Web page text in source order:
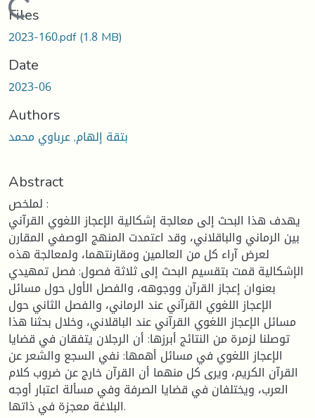
Loading...
Files
2023-160.pdf(1.8 MB)
Date
2023-06
Authors
بتقة إلهام, عرباوي محمد
Abstract
لملخص :
يهدف هذا البحث إلى معالجة إشكالية الإعجاز اللغوي القرآني
بين الرماني والباقلاني، وقد اعتمدت المنهج الوصفي المقارن
لعرض آراء كل من العالمين ومقارنتهما، ولمعالجة هذه
الإشكالية قمت بتقسيم البحث إلى ثلاثة فصول: فصل تمهيدي
بعنوان إعجاز القرآن ووجوهه، والفصل الأول حول مسائل
الإعجاز اللغوي القرآني عند الرماني، والفصل الثاني حول
مسائل الإعجاز اللغوي القرآني عند الباقلاني، وخلال بحثنا هذا
توصلنا لزمرة من النتائج أبرزها: أن الرجلان يتفقان في قضايا
الإعجاز اللغوي في مسائل أهمها: نفي السجع والشعر عن
القرآن الكريم، ويرى كل منهما أن القرآن خارج عن ضروب كلام
العرب، ويختلفان في قضايا الصرفة وفي مسألة اعتبار أوجه
البلاغة معجزة في ذاتها.